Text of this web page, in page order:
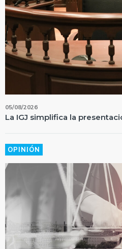
05/08/2026
La IGJ simplifica la
OPINIÓN